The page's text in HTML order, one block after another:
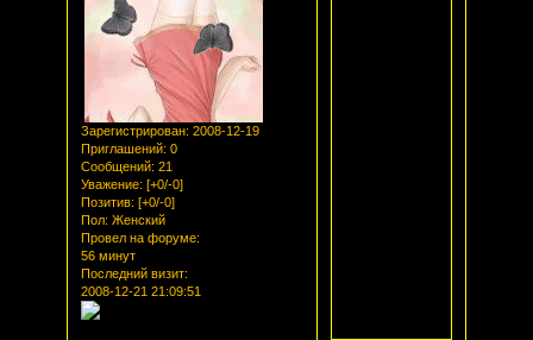
Зарегистрирован: 2008-12-19
Приглашений: 0
Сообщений: 21
Уважение: [+0/-0]
Позитив: [+0/-0]
Пол: Женский
Провел на форуме:
56 минут
Последний визит:
2008-12-21 21:09:51